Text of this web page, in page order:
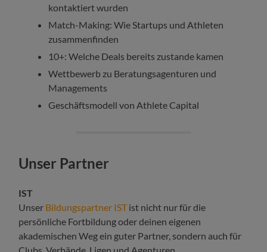
kontaktiert wurden
Match-Making: Wie Startups und Athleten
zusammenfinden
10+: Welche Deals bereits zustande kamen
Wettbewerb zu Beratungsagenturen und
Managements
Geschäftsmodell von Athlete Capital
Unser Partner
IST
Unser Bildungspartner ISTist nicht nur für die
persönliche Fortbildung oder deinen eigenen
akademischen Weg ein guter Partner, sondern auch für